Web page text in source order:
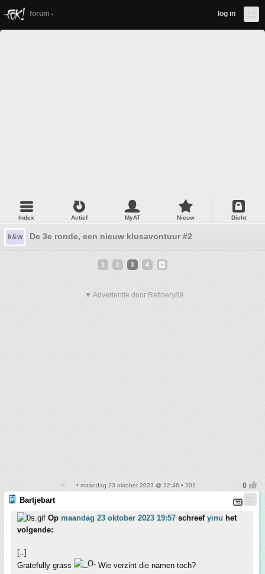
forum log in
Index Actief MyAT Nieuw Dicht
k&w De 3e ronde, een nieuw klusavontuur #2
1 2 3 4
▼ Advertentie door Refinery89
• maandag 23 oktober 2023 @ 22:46 • 201
Bartjebart
Op maandag 23 oktober 2023 19:57 schreef yinu het
volgende:
[..]
Gratefully grass
Wie verzint die namen toch?